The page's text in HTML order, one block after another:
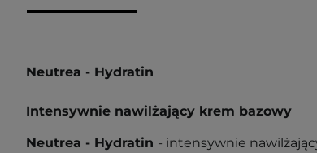
Neutrea - Hydratin
Intensywnie nawilżający krem bazowy
Neutrea - Hydratin - intensywnie